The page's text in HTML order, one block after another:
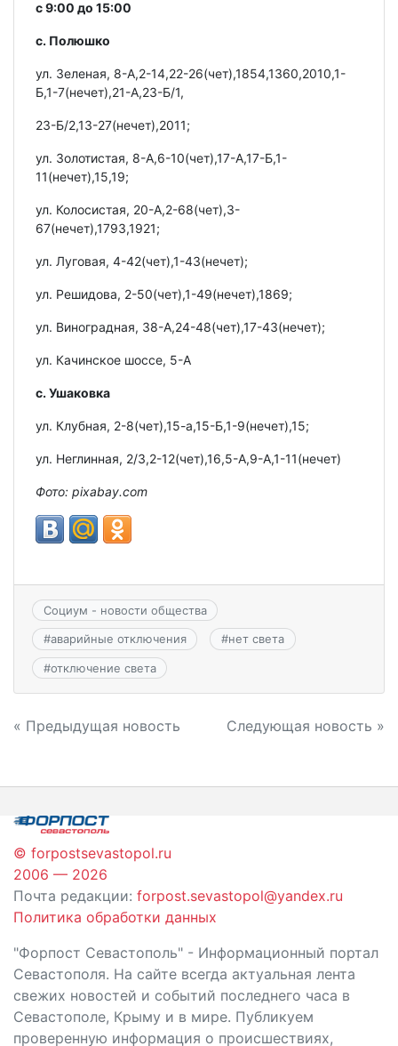
с 9:00 до 15:00
с. Полюшко
ул. Зеленая, 8-А,2-14,22-26(чет),1854,1360,2010,1-
Б,1-7(нечет),21-А,23-Б/1,
23-Б/2,13-27(нечет),2011;
ул. Золотистая, 8-А,6-10(чет),17-А,17-Б,1-
11(нечет),15,19;
ул. Колосистая, 20-А,2-68(чет),3-
67(нечет),1793,1921;
ул. Луговая, 4-42(чет),1-43(нечет);
ул. Решидова, 2-50(чет),1-49(нечет),1869;
ул. Виноградная, 38-А,24-48(чет),17-43(нечет);
ул. Качинское шоссе, 5-А
с. Ушаковка
ул. Клубная, 2-8(чет),15-а,15-Б,1-9(нечет),15;
ул. Неглинная, 2/3,2-12(чет),16,5-А,9-А,1-11(нечет)
Фото: pixabay.com
Социум - новости общества
#аварийные отключения #нет света
#отключение света
Навигация
записям
« Предыдущая новость Следующая новость »
© forpostsevastopol.ru
2006 — 2026
Почта редакции: forpost.sevastopol@yandex.ru
Политика обработки данных
"Форпост Севастополь" - Информационный портал
Севастополя. На сайте всегда актуальная лента
свежих новостей и событий последнего часа в
Севастополе, Крыму и в мире. Публикуем
проверенную информация о происшествиях,